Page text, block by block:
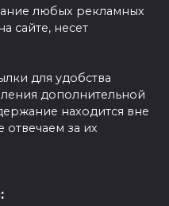
любых рекламных
сайте, несет
для удобства
дополнительной
находится вне
за их